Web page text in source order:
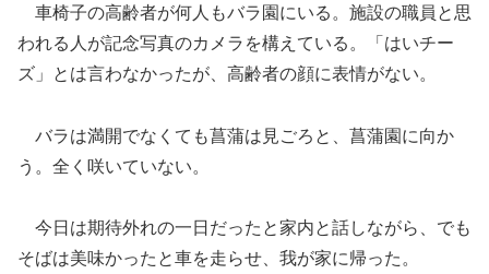
車椅子の高齢者が何人もバラ園にいる。施設の職員と思
われる人が記念写真のカメラを構えている。「はいチー
ズ」とは言わなかったが、高齢者の顔に表情がない。
バラは満開でなくても菖蒲は見ごろと、菖蒲園に向か
う。全く咲いていない。
今日は期待外れの一日だったと家内と話しながら、でも
そばは美味かったと車を走らせ、我が家に帰った。